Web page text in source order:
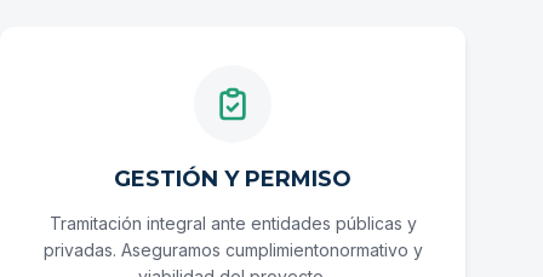
GESTIÓN Y PERMISO
Tramitación integral ante entidades públicas y
privadas. Aseguramos cumplimientonormativo y